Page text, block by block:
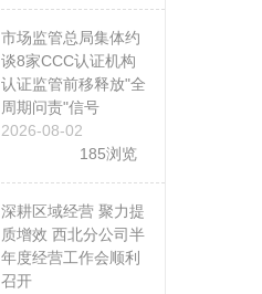
市场监管总局集体约
谈8家CCC认证机构
认证监管前移释放"全
周期问责"信号
2026-08-02
185浏览
深耕区域经营 聚力提
质增效 西北分公司半
年度经营工作会顺利
召开